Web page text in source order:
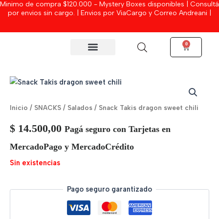
Ir
Minimo de compra $120.000 - Mystery Boxes disponibles | Consultá
por envios sin cargo. | Envios por ViaCargo y Correo Andreani |
0
Cart
Inicio / SNACKS / Salados / Snack Takis dragon sweet chili
$ 14.500,00 Pagá seguro con Tarjetas en
MercadoPago y MercadoCrédito
Sin existencias
Pago seguro garantizado